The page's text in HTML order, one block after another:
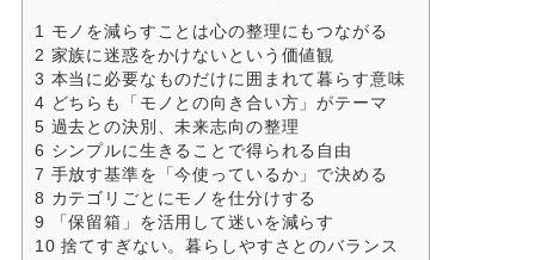
1 モノを減らすことは心の整理にもつながる
2 家族に迷惑をかけないという価値観
3 本当に必要なものだけに囲まれて暮らす意味
4 どちらも「モノとの向き合い方」がテーマ
5 過去との決別、未来志向の整理
6 シンプルに生きることで得られる自由
7 手放す基準を「今使っているか」で決める
8 カテゴリごとにモノを仕分けする
9
「保留箱」を活用して迷いを減らす
10 捨てすぎない。暮らしやすさとのバランス